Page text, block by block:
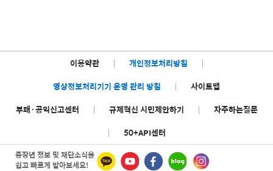
이용약관 | 개인정보처리방침
|
영상정보처리기기 운영 관리 방침
|
사이트맵
부패·공익신고센터
| 규제혁신 시민제안하기 |
자주하는질문
|
50+API센터
중장년 정보 및 재단소식을
쉽고 빠르게 받아보세요!